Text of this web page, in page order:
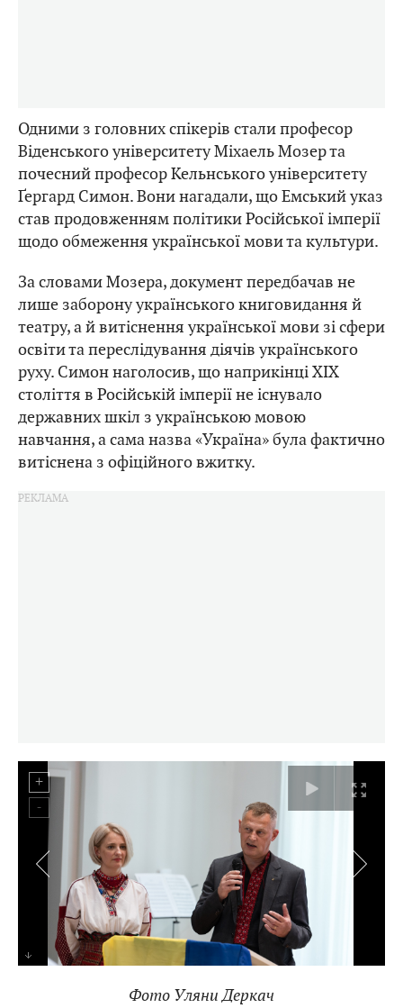
Одними з головних спікерів стали професор
Віденського університету Міхаель Мозер та
почесний професор Кельнського університету
Ґергард Симон. Вони нагадали, що Емський указ
став продовженням політики Російської імперії
щодо обмеження української мови та культури.
За словами Мозера, документ передбачав не
лише заборону українського книговидання й
театру, а й витіснення української мови зі сфери
освіти та переслідування діячів українського
руху. Симон наголосив, що наприкінці ХІХ
століття в Російській імперії не існувало
державних шкіл з українською мовою
навчання, а сама назва «Україна» була фактично
витіснена з офіційного вжитку.
Фото Уляни Деркач